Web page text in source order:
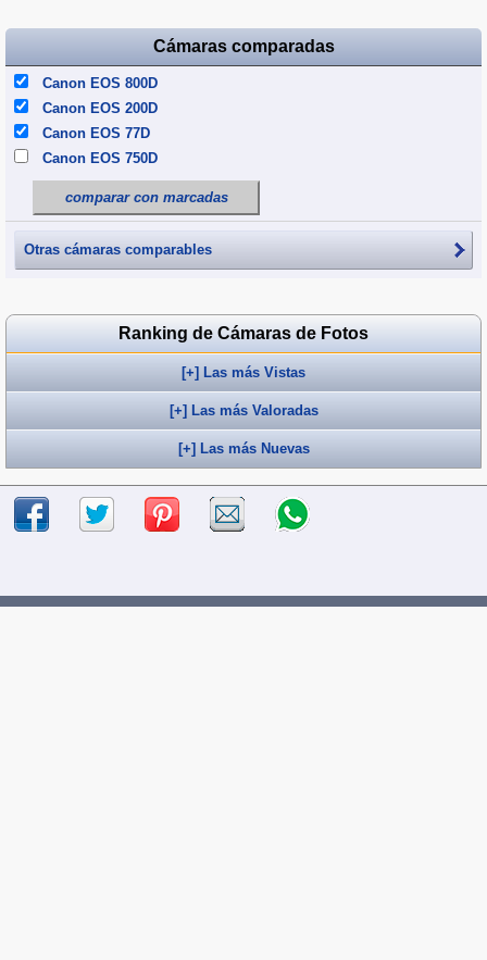
Cámaras comparadas
Canon EOS 800D
Canon EOS 200D
Canon EOS 77D
Canon EOS 750D
comparar con marcadas
Otras cámaras comparables
Ranking de Cámaras de Fotos
[+] Las más Vistas
[+] Las más Valoradas
[+] Las más Nuevas